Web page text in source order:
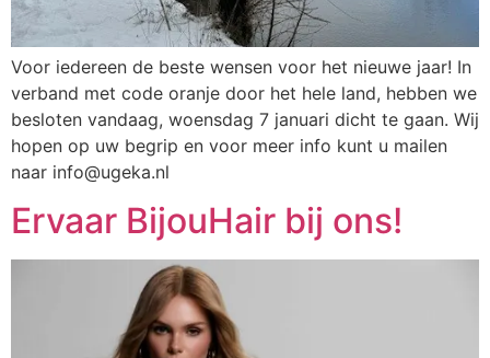
Voor iedereen de beste wensen voor het nieuwe jaar! In
verband met code oranje door het hele land, hebben we
besloten vandaag, woensdag 7 januari dicht te gaan. Wij
hopen op uw begrip en voor meer info kunt u mailen
naar info@ugeka.nl
Ervaar BijouHair bij ons!